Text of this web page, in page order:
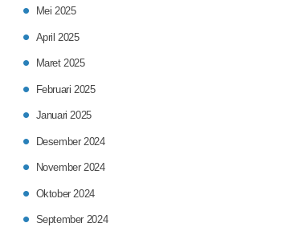
Mei 2025
April 2025
Maret 2025
Februari 2025
Januari 2025
Desember 2024
November 2024
Oktober 2024
September 2024